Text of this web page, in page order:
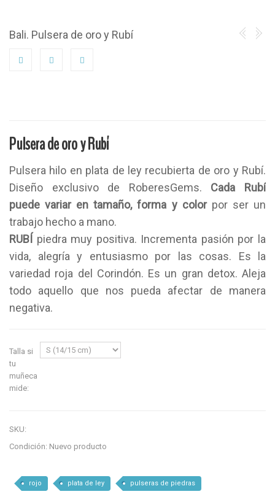
Bali. Pulsera de oro y Rubí
Pulsera de oro y Rubí
Pulsera hilo en plata de ley recubierta de oro y Rubí.
Diseño exclusivo de RoberesGems. Cada Rubí
puede variar en tamaño, forma y colorpor ser un
trabajo hecho a mano.
RUBÍ piedra muy positiva. Incrementa pasión por la
vida, alegría y entusiasmo por las cosas. Es la
variedad roja del Corindón. Es un gran detox. Aleja
todo aquello que nos pueda afectar de manera
negativa.
Talla si
tu
muñeca
mide:
SKU:
Condición: Nuevo producto
rojo plata de ley pulseras de piedras